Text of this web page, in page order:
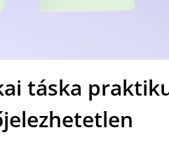
táska